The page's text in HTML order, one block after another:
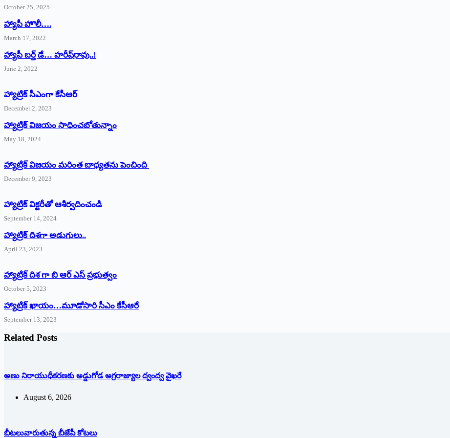
October 25, 2025
హ్యాపీ హొలీ….
March 17, 2022
హ్యాపీ బర్త్ ‌డే… హరీష్‌రావు..!
June 2, 2022
హ్యాట్రిక్‌ ‌సీఎంగా కేసీఆర్‌
December 2, 2023
హ్యాట్రిక్‌ విజయం సాధించబోతున్నాం
May 18, 2024
హ్యాట్రిక్ విజయం మరింత బాధ్యతను పెంచింది
December 9, 2023
హ్యాట్రిక్‌ ‌విక్టరీతో ఆశీర్వదించండి
September 14, 2024
‌హ్యాట్రిక్‌ ‌దిశగా అడుగులు..
April 23, 2023
హ్యాట్రిక్ దిశ గా బి ఆర్ ఎస్ ప్రభుత్వం
October 5, 2023
హ్యాట్రిక్‌ ‌ఖాయం…మూడోసారి సీఎం కేసీఆరే
September 13, 2023
Related Posts
అణు నిరాయుధీకరణకు అడ్డుగోడ అగ్రరాజ్యాల ద్వంద్వ వైఖరే
August 6, 2026
బీటలువారుతున్న బీజేపీ కోటలు